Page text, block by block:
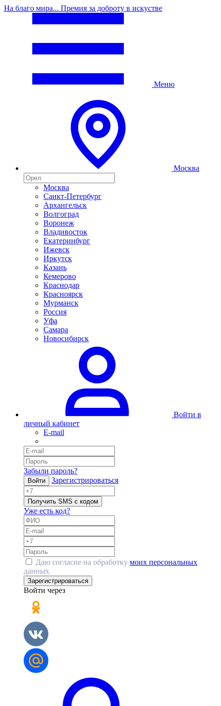
На благо мира... Премия за доброту в искустве
Меню
Москва
Москва
Санкт-Петербург
Архангельск
Волгоград
Воронеж
Владивосток
Екатеринбург
Ижевск
Иркутск
Казань
Кемерово
Краснодар
Красноярск
Мурманск
Россия
Уфа
Самара
Новосибирск
Войти в
личный кабинет
E-mail
Забыли пароль?
Войти Зарегистрироваться
Получить SMS с кодом
Уже есть код?
Даю согласие на обработку моих персональных
данных
Зарегистрироваться
Войти через